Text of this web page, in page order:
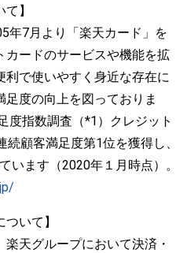
】
年7月より「楽天カード」を
カードのサービスや機能を拡
利で使いやすく身近な存在に
度の向上を図っておりま
度指数調査（*1）クレジット
顧客満足度第1位を獲得し、
います（2020年１月時点）。
いて】
天グループにおいて決済・